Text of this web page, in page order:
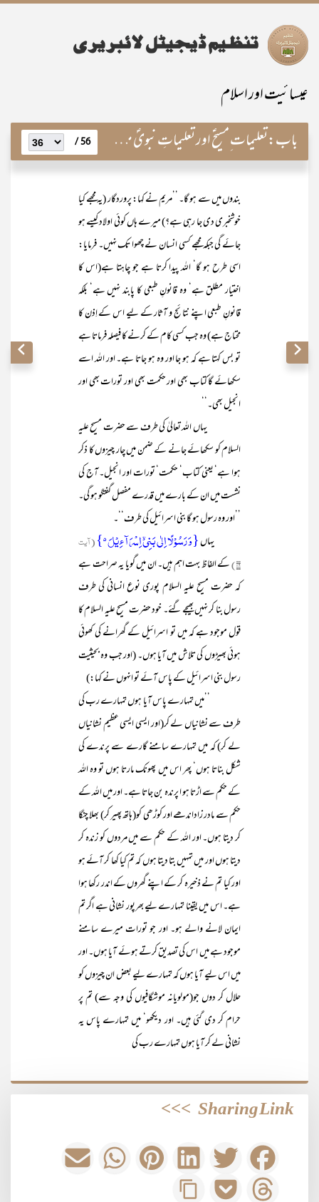
عیسائیت اور اسلام
باب:تعلیمات ِمسیحؑ اور تعلیماتِ نبویؐ میں مطابقت و مماثلت 56 /
بندوں میں سے هو گا۔ ’’مریم نے کہا: پروردگار (یہ مجھے کیا
خوشخبری دی جا رہی ہے؟) میرے ہاں کوئی اولاد کیسے ہو
جائے گی جبکہ مجھے کسی انسان نے چھوا تک نہیں۔ فرمایا:
اسی طرح ہو گا‘ اللہ پیدا کرتا ہے جو چاہتا ہے(اس کا
اختیار مطلق ہے‘ وہ قانونِ طبعی کا پابند نہیں ہے‘ بلکہ
قانونِ طبعی اپنے نتائج و آثار کے لیے اس کے اِذن کا
محتاج ہے) وہ جب کسی کام کے کرنے کا فیصلہ فرماتا ہے
تو بس کہتا ہے کہ ہو جا اور وہ ہو جاتا ہے۔ اور اللہ اسے
سکھائے گا کتاب بھی اور حکمت بھی اور تورات بھی اور
انجیل بھی۔‘‘
یہاں اللہ تعالیٰ کی طرف سے حضرت مسیح علیہ
السلام کو سکھائے جانے کے ضمن میں چار چیزوں کا ذکر
ہوا ہے‘ یعنی کتاب‘ حکمت‘ تورات اور انجیل۔ آج کی
نشست میں ان کے بارے میں قدرے مفصل گفتگو ہو گی۔
’’اور وہ رسول ہو گا بنی اسرائیل کی طرف‘‘۔
یہاں{وَ رَسُوۡلًا اِلٰی بَنِیۡۤ اِسۡرَآءِیۡلَ ۬}(آیت
۴۹) کے الفاظ بہت اہم ہیں۔ ان میں گویا یہ صراحت ہے
کہ حضرت مسیح علیہ السلام پوری نوع انسانی کی طرف
رسول بنا کر نہیں بھیجے گئے۔ خود حضرت مسیح علیہ السلام کا
قول موجود ہے کہ میں تو اسرائیل کے گھرانے کی کھوئی
ہوئی بھیڑوں کی تلاش میں آیا ہوں۔ (اور جب وہ بحیثیت
رسول بنی اسرائیل کے پاس آئے تو انہوں نے کہا:)
’’میں تمہارے پاس آیا ہوں تمہارے رب کی
طرف سے نشانیاں لے کر(اور ایسی ایسی عظیم نشانیاں
لے کر) کہ میں تمہارے سامنے گارے سے پرندے کی
شکل بناتا ہوں‘ پھر اس میں پھونک مارتا ہوں تو وہ اللہ
کے حکم سے اڑتا ہو ا پرندہ بن جاتا ہے۔ اور میں اللہ کے
حکم سے مادر زاداندھے اور کوڑھی کو(ہاتھ پھیر کر) بھلا چنگا
کر دیتا ہوں۔ اور اللہ کے حکم سے میں مردوں کو زندہ کر
دیتا ہوں اور میں تمہیں بتا دیتا ہوں کہ تم کیا کھا کر آئے ہو
اور کیا تم نے ذخیرہ کر کے اپنے گھروں کے اندر رکھا ہوا
ہے۔ اس میں یقینا تمہارے لیے بھرپور نشانی ہے اگر تم
ایمان لانے والے ہو۔ اور جو تورات میرے سامنے
موجود ہے میں اس کی تصدیق کرتے ہوئے آیا ہوں۔ اور
میں اس لیے آیا ہوں کہ تمہارے لیے بعض ان چیزوں کو
حلال کر دوں جو(مولویانہ موشگافیوں کی وجہ سے) تم پر
حرام کر دی گئی ہیں۔ اور دیکھو‘ میں تمہارے پاس یہ
نشانی لے کر آیا ہوں تمہارے رب کی
Sharing Link
>>>